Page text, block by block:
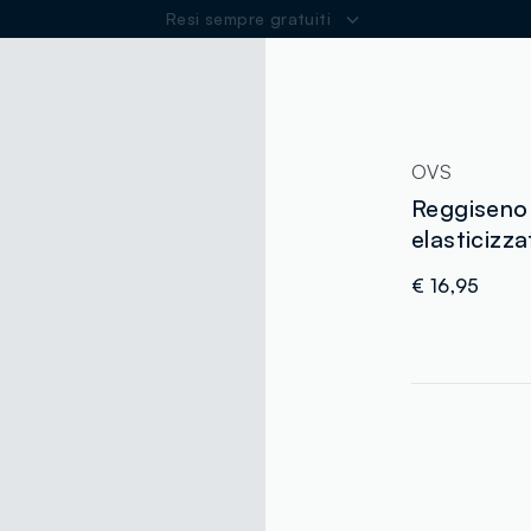
Spedizione Gratuita oltre i 60€
OVS
€ 16,95